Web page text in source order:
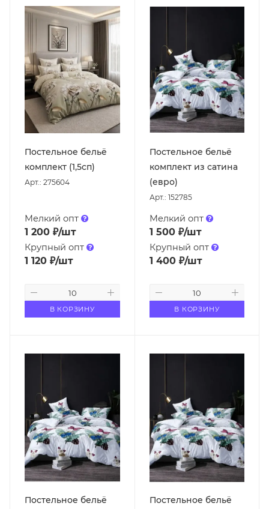
Постельное бельё
комплект (1,5сп)
Арт.: 275604
Мелкий опт
1 200 ₽/шт
Крупный опт
1 120 ₽/шт
В КОРЗИНУ
Постельное бельё
комплект из сатина
(евро)
Арт.: 152785
Мелкий опт
1 500₽/шт
Крупный опт
1 400₽/шт
В КОРЗИНУ
Постельное бельё
Постельное бельё